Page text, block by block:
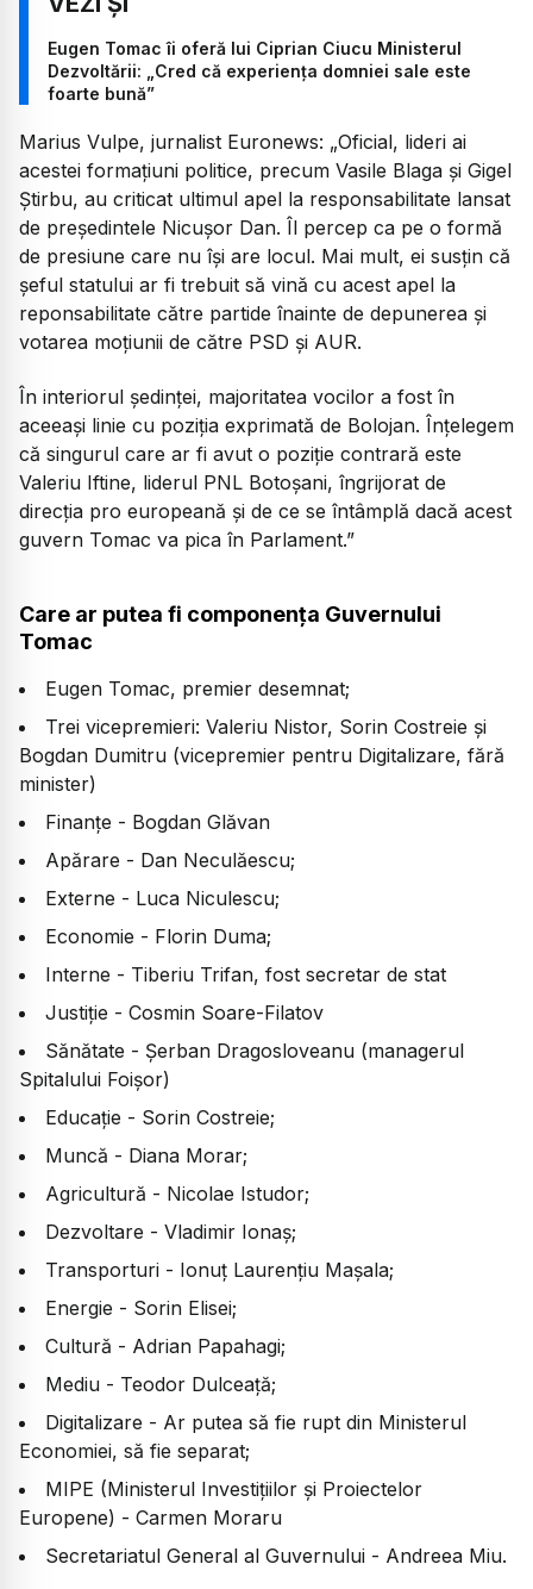
Eugen Tomac îi oferă lui Ciprian Ciucu Ministerul
Dezvoltării: „Cred că experiența domniei sale este
foarte bună”
Marius Vulpe, jurnalist Euronews: „Oficial, lideri ai
acestei formațiuni politice, precum Vasile Blaga și Gigel
Știrbu, au criticat ultimul apel la responsabilitate lansat
de președintele Nicușor Dan. Îl percep ca pe o formă
de presiune care nu își are locul. Mai mult, ei susțin că
șeful statului ar fi trebuit să vină cu acest apel la
reponsabilitate către partide înainte de depunerea și
votarea moțiunii de către PSD și AUR.
În interiorul ședinței, majoritatea vocilor a fost în
aceeași linie cu poziția exprimată de Bolojan. Înțelegem
că singurul care ar fi avut o poziție contrară este
Valeriu Iftine, liderul PNL Botoșani, îngrijorat de
direcția pro europeană și de ce se întâmplă dacă acest
guvern Tomac va pica în Parlament.”
Care ar putea fi componența Guvernului
Tomac
Eugen Tomac, premier desemnat;
Trei vicepremieri: Valeriu Nistor, Sorin Costreie și
Bogdan Dumitru (vicepremier pentru Digitalizare, fără
minister)
Finanțe - Bogdan Glăvan
Apărare - Dan Neculăescu;
Externe - Luca Niculescu;
Economie - Florin Duma;
Interne - Tiberiu Trifan, fost secretar de stat
Justiție - Cosmin Soare-Filatov
Sănătate - Șerban Dragosloveanu (managerul
Spitalului Foișor)
Educație - Sorin Costreie;
Muncă - Diana Morar;
Agricultură - Nicolae Istudor;
Dezvoltare - Vladimir Ionaş;
Transporturi - Ionuț Laurențiu Mașala;
Energie - Sorin Elisei;
Cultură - Adrian Papahagi;
Mediu - Teodor Dulceaţă;
Digitalizare - Ar putea să fie rupt din Ministerul
Economiei, să fie separat;
MIPE (Ministerul Investițiilor și Proiectelor
Europene) - Carmen Moraru
Secretariatul General al Guvernului - Andreea Miu.